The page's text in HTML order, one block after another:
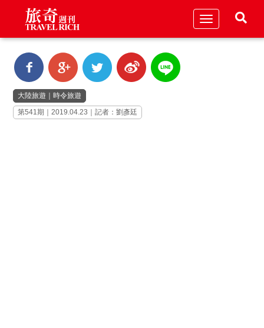
Toggle
大陸旅遊
時令旅遊
第541期｜2019.04.23｜記者：劉彥廷